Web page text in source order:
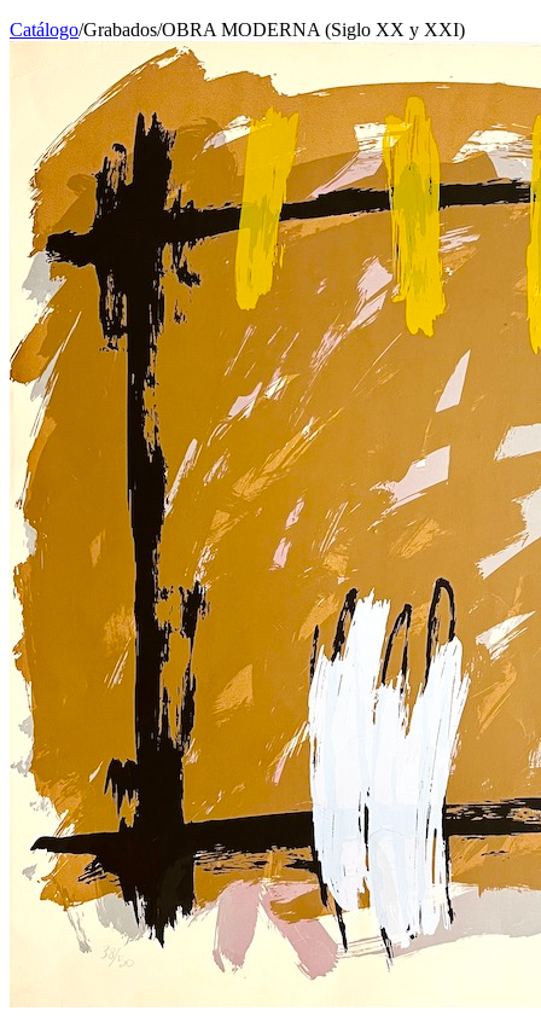
Catálogo/Grabados/OBRA MODERNA (Siglo XX y XXI)